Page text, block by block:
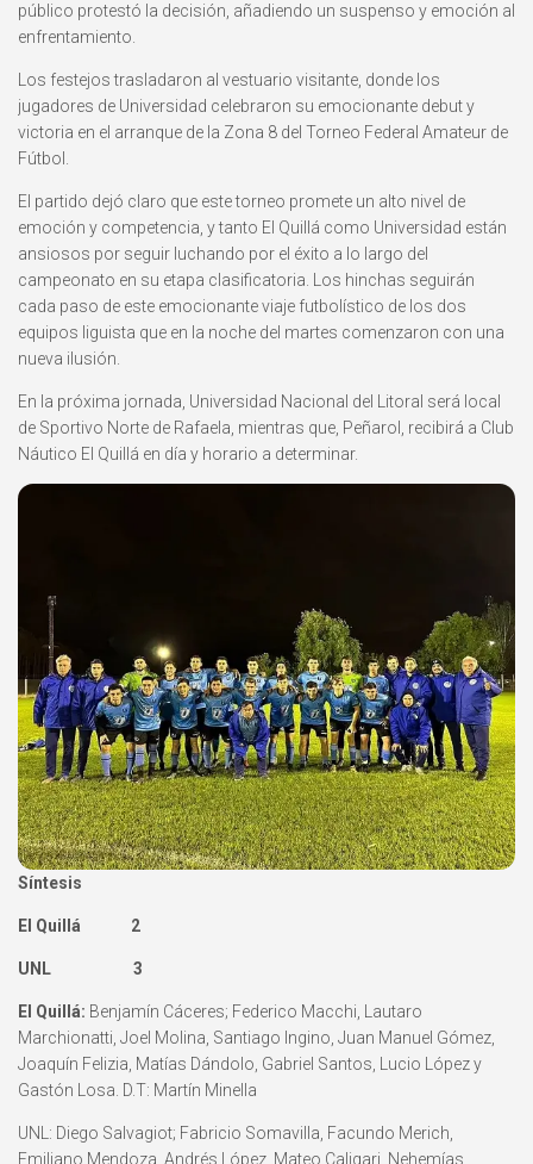
público protestó la decisión, añadiendo un suspenso y emoción al
enfrentamiento.
Los festejos trasladaron al vestuario visitante, donde los
jugadores de Universidad celebraron su emocionante debut y
victoria en el arranque de la Zona 8 del Torneo Federal Amateur de
Fútbol.
El partido dejó claro que este torneo promete un alto nivel de
emoción y competencia, y tanto El Quillá como Universidad están
ansiosos por seguir luchando por el éxito a lo largo del
campeonato en su etapa clasificatoria. Los hinchas seguirán
cada paso de este emocionante viaje futbolístico de los dos
equipos liguista que en la noche del martes comenzaron con una
nueva ilusión.
En la próxima jornada, Universidad Nacional del Litoral será local
de Sportivo Norte de Rafaela, mientras que, Peñarol, recibirá a Club
Náutico El Quillá en día y horario a determinar.
Síntesis
El Quillá 2
UNL 3
El Quillá: Benjamín Cáceres; Federico Macchi, Lautaro
Marchionatti, Joel Molina, Santiago Ingino, Juan Manuel Gómez,
Joaquín Felizia, Matías Dándolo, Gabriel Santos, Lucio López y
Gastón Losa. D.T: Martín Minella
UNL: Diego Salvagiot; Fabricio Somavilla, Facundo Merich,
Emiliano Mendoza, Andrés López, Mateo Caligari, Nehemías